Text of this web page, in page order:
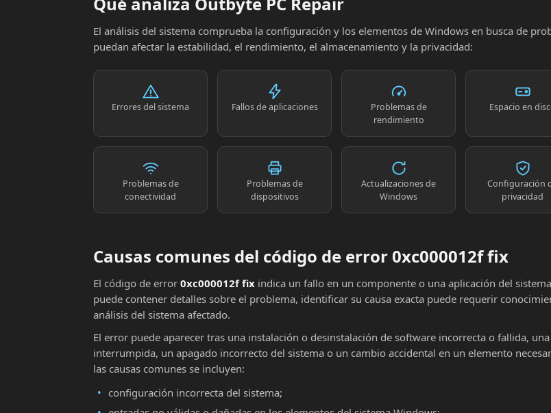
El análisis del sistema comprueba la configuración y los elementos de Windows en busca de
puedan afectar la estabilidad, el rendimiento, el almacenamiento y la privacidad:
Errores del sistema Fallos de aplicaciones
Problemas de
rendimiento
Espacio en
Problemas de
conectividad
Problemas de
dispositivos
Actualizaciones de
Windows
Configuración
privacidad
Causas comunes del código de error 0xc000012f fix
El código de error 0xc000012f fix indica un fallo en un componente o una aplicación del
puede contener detalles sobre el problema, identificar su causa exacta puede requerir
análisis del sistema afectado.
El error puede aparecer tras una instalación o desinstalación de software incorrecta o fallida,
interrumpida, un apagado incorrecto del sistema o un cambio accidental en un elemento
las causas comunes se incluyen:
configuración incorrecta del sistema;